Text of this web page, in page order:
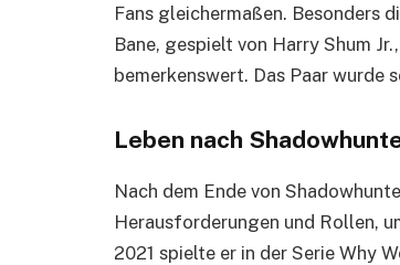
Fans gleichermaßen. Besonders
Bane, gespielt von Harry Shum
bemerkenswert. Das Paar wurde
Leben nach
Nach dem Ende von
Herausforderungen und Rollen,
2021 spielte er in der Serie Why